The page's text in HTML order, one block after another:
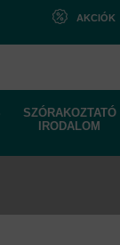
AKCIÓK
SZÓRAKOZTATÓ
IRODALOM